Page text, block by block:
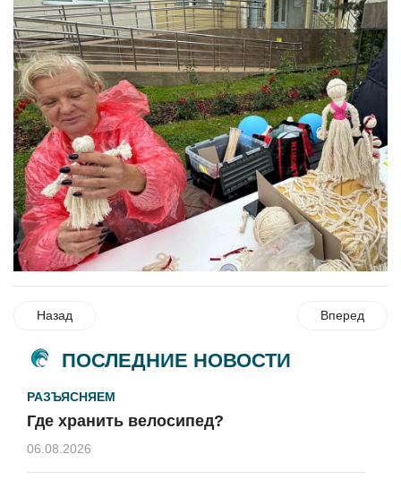
Назад Вперед
ПОСЛЕДНИЕ НОВОСТИ
РАЗЪЯСНЯЕМ
Где хранить велосипед?
06.08.2026